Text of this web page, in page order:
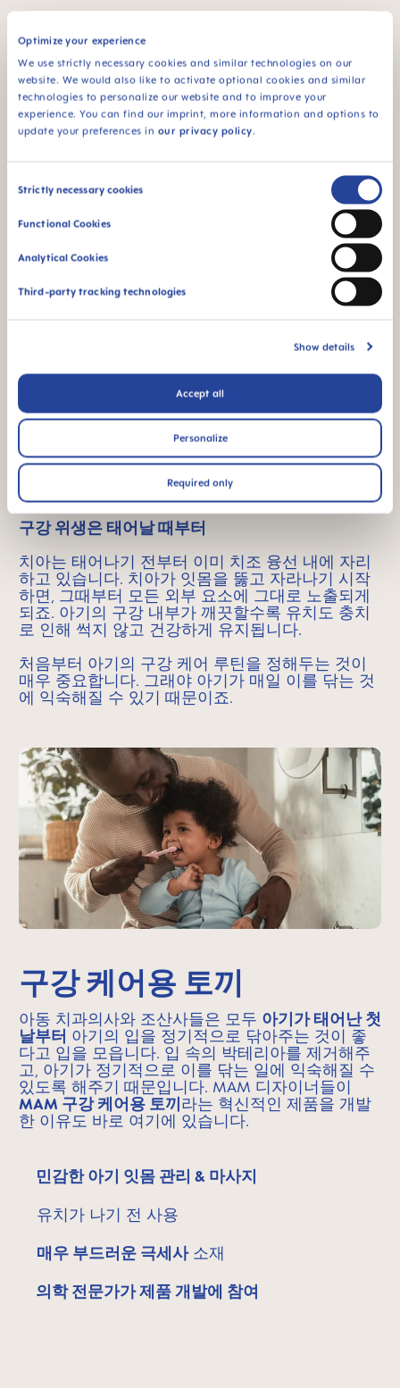
Optimize your experience
We use strictly necessary cookies and similar technologies on our
website. We would also like to activate optional cookies and similar
technologies to personalize our website and to improve your
experience. You can find our imprint, more information and options to
update your preferences in our privacy policy.
Consent
Strictly necessary cookies
Functional Cookies
Analytical Cookies
Third-party tracking technologies
Show details
Accept all
Personalize
Required only
MAM 스타트
로, 아기
입에 딱 맞는 대칭적인 젖꼭지 모양이 특징입니다.
구강 케어
아이 구강 케어의 중요성
구강 위생은 태어날 때부터
치아는 태어나기 전부터 이미 치조 융선 내에 자리
하고 있습니다. 치아가 잇몸을 뚫고 자라나기 시작
하면, 그때부터 모든 외부 요소에 그대로 노출되게
되죠. 아기의 구강 내부가 깨끗할수록 유치도 충치
로 인해 썩지 않고 건강하게 유지됩니다.
처음부터 아기의 구강 케어 루틴을 정해두는 것이
매우 중요합니다. 그래야 아기가 매일 이를 닦는 것
에 익숙해질 수 있기 때문이죠.
구강 케어용 토끼
아동 치과의사와 조산사들은 모두 아기가 태어난 첫
날부터 아기의 입을 정기적으로 닦아주는 것이 좋
다고 입을 모읍니다. 입 속의 박테리아를 제거해주
고, 아기가 정기적으로 이를 닦는 일에 익숙해질 수
있도록 해주기 때문입니다. MAM 디자이너들이
MAM 구강 케어용 토끼 라는 혁신적인 제품을 개발
한 이유도 바로 여기에 있습니다.
민감한 아기 잇몸 관리 & 마사지
유치가 나기 전 사용
매우 부드러운 극세사소재
의학 전문가가 제품 개발에 참여